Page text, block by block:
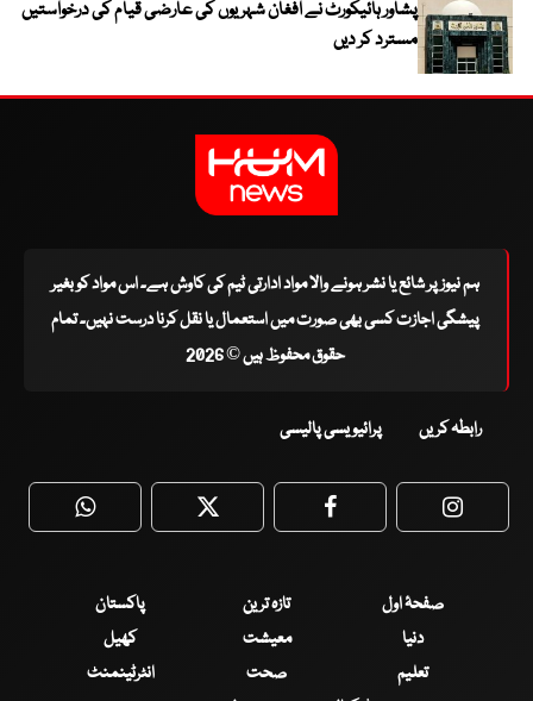
پشاور ہائیکورٹ نے افغان شہریوں کی عارضی قیام کی درخواستیں
مسترد کر دیں
ہم نیوز پر شائع یا نشر ہونے والا مواد ادارتی ٹیم کی کاوش ہے۔ اس مواد کو بغیر
پیشگی اجازت کسی بھی صورت میں استعمال یا نقل کرنا درست نہیں۔ تمام
حقوق محفوظ ہیں © 2026
رابطہ کریں پرائیویسی پالیسی
WhatsApp Twitter Facebook
صفحۂ اول تازہ ترین
پاکستان
دنیا
معیشت
کھیل
تعلیم
صحت
انٹرٹینمنٹ